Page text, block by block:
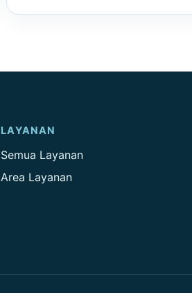
LAYANAN
Semua Layanan
Area Layanan